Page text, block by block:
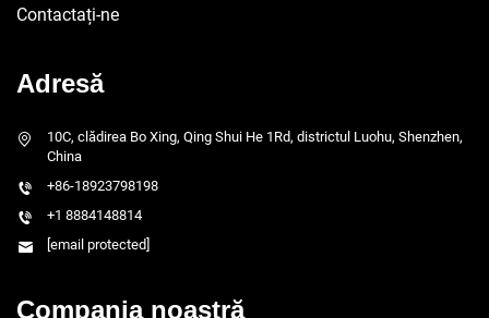
Contactați-ne
Adresă
10C, clădirea Bo Xing, Qing Shui He 1Rd, districtul Luohu, Shenzhen,
China
+86-18923798198
+1 8884148814
[email protected]
Compania noastră